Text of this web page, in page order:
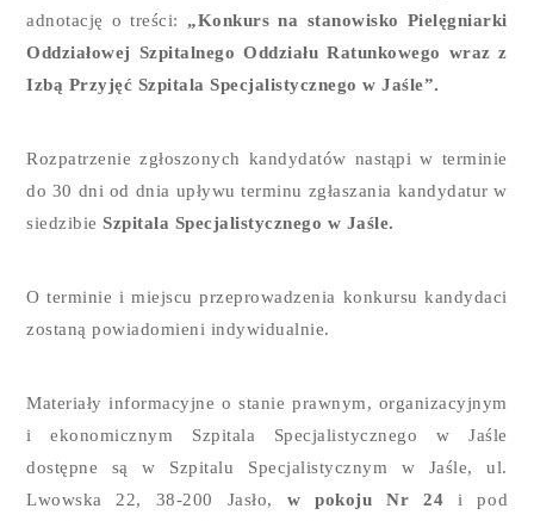
adnotację o treści: „Konkurs na stanowisko Pielęgniarki
Oddziałowej Szpitalnego Oddziału Ratunkowego wraz z
Izbą Przyjęć Szpitala Specjalistycznego w Jaśle”.
Rozpatrzenie zgłoszonych kandydatów nastąpi w terminie
do 30 dni od dnia upływu terminu zgłaszania kandydatur w
siedzibieSzpitala Specjalistycznego w Jaśle.
O terminie i miejscu przeprowadzenia konkursu kandydaci
zostaną powiadomieni indywidualnie.
Materiały informacyjne o stanie prawnym, organizacyjnym
i ekonomicznym Szpitala Specjalistycznego w Jaśle
dostępne są w Szpitalu Specjalistycznym w Jaśle, ul.
Lwowska 22, 38-200 Jasło, w pokoju Nr 24 i pod